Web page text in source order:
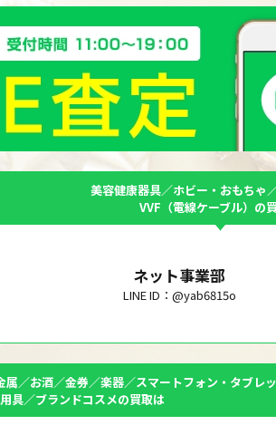
美容健康器具／ホビー・おもちゃ
VVF（電線ケーブル）の
ネット事業部
LINE ID：@yab6815o
／お酒／金券／楽器／スマートフォン・タブレ
具／ブランドコスメの買取は